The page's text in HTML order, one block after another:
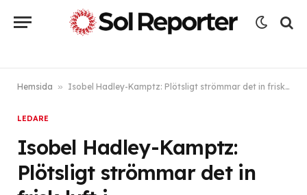
Hemsida » Isobel Hadley-Kamptz: Plötsligt strömmar det in frisk luft i invandringsdebatten
LEDARE
Isobel Hadley-Kamptz:
Plötsligt strömmar det in